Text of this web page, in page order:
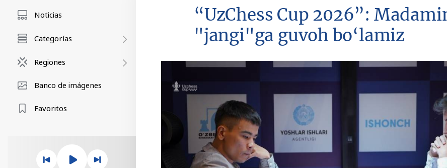
Noticias
Categorías
Regiones
Banco de imágenes
Favoritos
“UzChess Cup 2026”:
"jangi"ga guvoh bo‘lamiz